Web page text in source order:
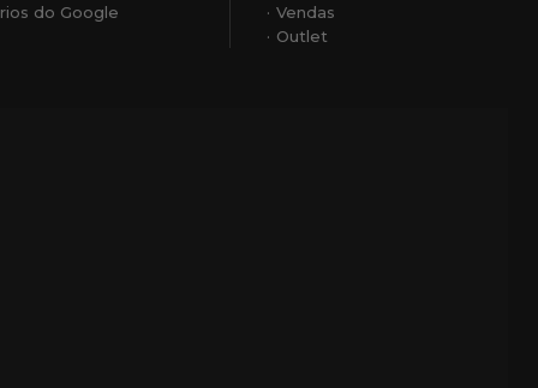
do Google
Vendas
Outlet